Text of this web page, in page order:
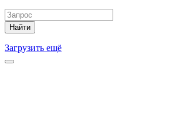
Найти
Загрузить ещё